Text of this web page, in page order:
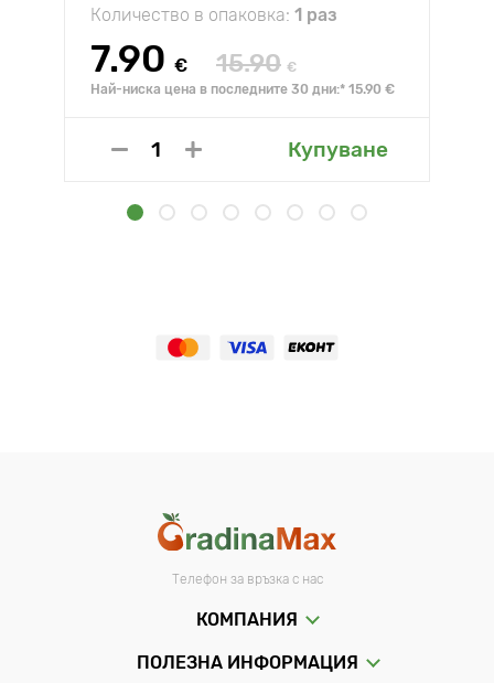
Количество в опаковка: 1 раз
7.90 € 15.90 €
Най-ниска цена в последните 30 дни:* 15.90 €
Купуване
Телефон за връзка с нас
КОМПАНИЯ
ПОЛЕЗНА ИНФОРМАЦИЯ